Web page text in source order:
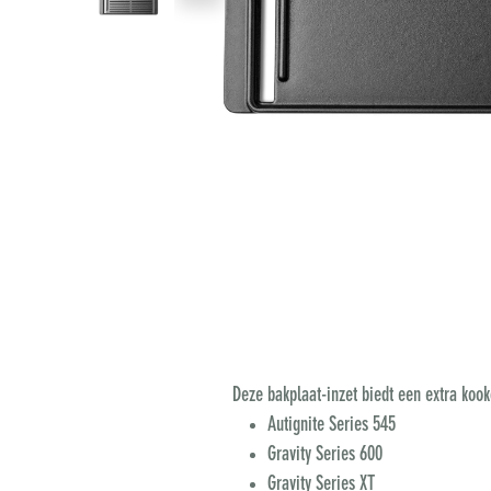
Deze bakplaat-inzet biedt een extra
Autignite Series 545
Gravity Series 600
Gravity Series XT